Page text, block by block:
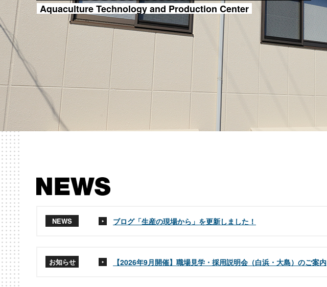
Aquaculture Technology and Production Center
NEWS ブログ「生産の現場から」を更新しました！
お知らせ 【2026年9月開催】職場見学・採用説明会（白浜・大島）のご案内